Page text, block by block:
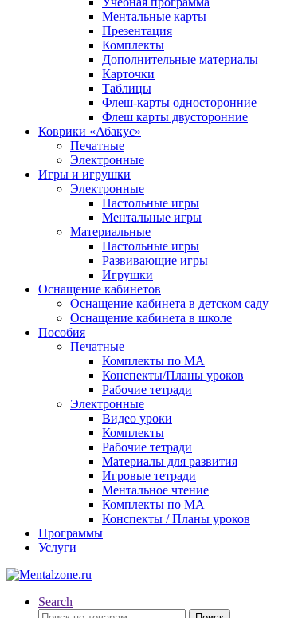
Ментальные карты
Презентация
Комплекты
Дополнительные материалы
Карточки
Таблицы
Флеш-карты односторонние
Флеш карты двусторонние
Коврики «Абакус»
Печатные
Электронные
Игры и игрушки
Электронные
Настольные игры
Ментальные игры
Материальные
Настольные игры
Развивающие игры
Игрушки
Оснащение кабинетов
Оснащение кабинета в детском саду
Оснащение кабинета в школе
Пособия
Печатные
Комплекты по МА
Конспекты/Планы уроков
Рабочие тетради
Электронные
Видео уроки
Комплекты
Рабочие тетради
Материалы для развития
Игровые тетради
Ментальное чтение
Комплекты по МА
Конспекты / Планы уроков
Программы
Услуги
Search
Искать: